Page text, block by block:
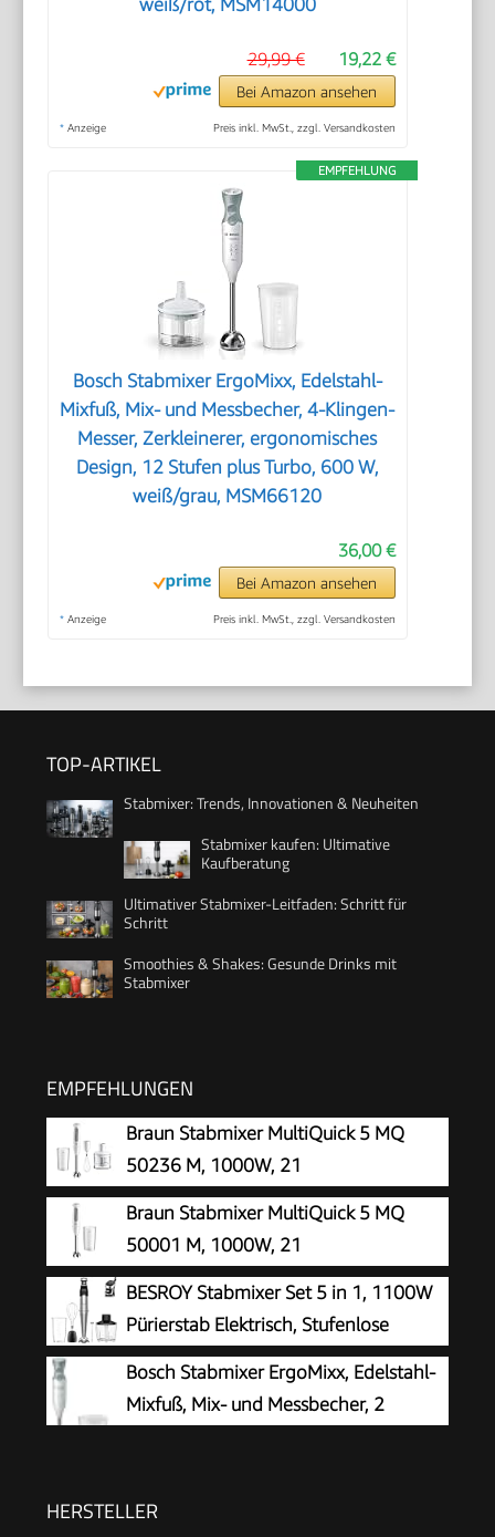
19,22 €
29,99 €
Bei Amazon ansehen
* Anzeige Preis inkl. MwSt., zzgl. Versandkosten
EMPFEHLUNG
Bosch Stabmixer ErgoMixx, Edelstahl-
Mixfuß, Mix- und Messbecher, 4-Klingen-
Messer, Zerkleinerer, ergonomisches
Design, 12 Stufen plus Turbo, 600 W,
weiß/grau, MSM66120
36,00 €
Bei Amazon ansehen
* Anzeige Preis inkl. MwSt., zzgl. Versandkosten
TOP-ARTIKEL
Stabmixer: Trends, Innovationen & Neuheiten
Stabmixer kaufen: Ultimative
Kaufberatung
Ultimativer Stabmixer-Leitfaden: Schritt für
Schritt
Smoothies & Shakes: Gesunde Drinks mit
Stabmixer
EMPFEHLUNGEN
Braun Stabmixer MultiQuick 5 MQ
50236 M, 1000W, 21
Geschwindigkeitsstufen+Turbo,
Edelstahl Pürierfuß, Easy Click System,
SplashControl, Inkl. 500ml Zerkleinerer,
Schneebesen, 600ml Becher, Weiß
Braun Stabmixer MultiQuick 5 MQ
50001 M, 1000W, 21
Geschwindigkeitsstufen+Turbo,
Edelstahl Pürierfuß, Easy Click System,
SplashControl, Inkl. 600ml Becher, Weiß
BESROY Stabmixer Set 5 in 1, 1100W
Pürierstab Elektrisch, Stufenlose
Geschwindigkeit, Edelstahl Hand
Blender inkl. Zerkleinerer, Schneebesen,
Milchaufschäumer & Messbecher, Ideal für
Bosch Stabmixer ErgoMixx, Edelstahl-
Mixfuß, Mix- und Messbecher, 2
Reinigung, 600 W, weiß/grau, MSM66110
HERSTELLER